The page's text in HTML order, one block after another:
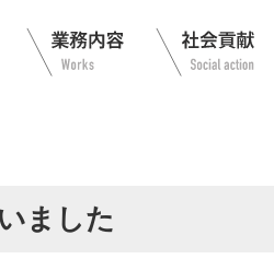
ました